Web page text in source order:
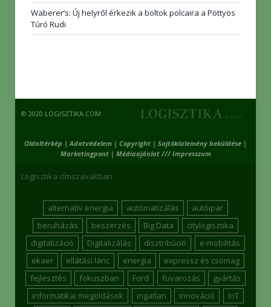
Waberer’s: Új helyről érkezik a boltok polcaira a Pöttyös
Túró Rudi
© 2020 LOGISZTIKA.COM
Oldaltérkép |Adatvédelem | Copyright | Sajtóközlemény beküldése |
Marketingpont| Médiaajánlat /// Impresszum
Logisztika címszavakban
alternatív energia automatizálás
autóipar
beruházás
beszerzés Big Data
citylogisztika
digitalizáció
Digitalizálás disztribúció
e-mobilitás
ekaer
ellátási lánc energia
expressz és csomag
fejlesztés
fokuszban Ford fuvarozás
gyártás
informatikai megoldások
ingatlan innováció
IoT